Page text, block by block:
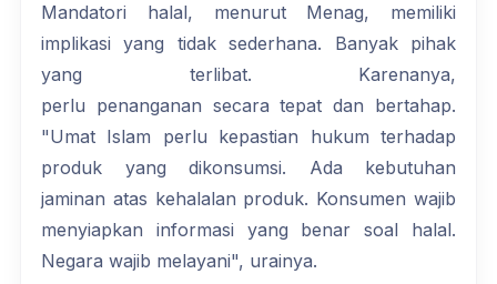
Mandatori halal, menurut Menag, memiliki
implikasi yang tidak sederhana. Banyak pihak
yang terlibat. Karenanya,
perlu penanganan secara tepat dan bertahap.
"Umat Islam perlu kepastian hukum terhadap
produk yang dikonsumsi. Ada kebutuhan
jaminan atas kehalalan produk. Konsumen wajib
menyiapkan informasi yang benar soal halal.
Negara wajib melayani", urainya.